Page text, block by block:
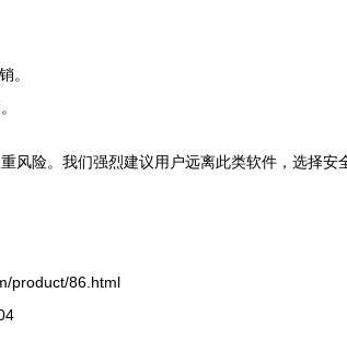
。
风险。我们强烈建议用户远离此类软件，选择安
product/86.html